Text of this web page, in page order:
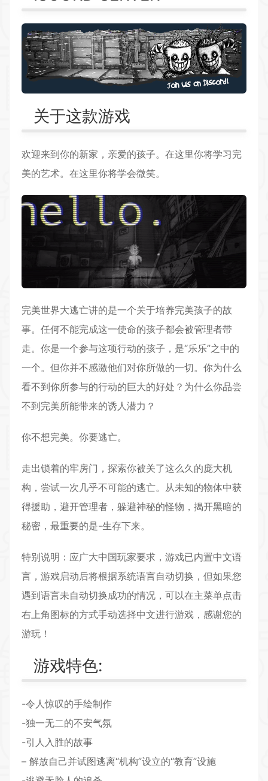
关于这款游戏
欢迎来到你的新家，亲爱的孩子。在这里你将学习完
美的艺术。在这里你将学会微笑。
完美世界大逃亡讲的是一个关于培养完美孩子的故
事。任何不能完成这一使命的孩子都会被管理者带
走。你是一个参与这项行动的孩子，是“乐乐”之中的
一个。但你并不感激他们对你所做的一切。你为什么
看不到你所参与的行动的巨大的好处？为什么你品尝
不到完美所能带来的诱人潜力？
你不想完美。你要逃亡。
走出锁着的牢房门，探索你被关了这么久的庞大机
构，尝试一次几乎不可能的逃亡。从未知的物体中获
得援助，避开管理者，躲避神秘的怪物，揭开黑暗的
秘密，最重要的是-生存下来。
特别说明：应广大中国玩家要求，游戏已内置中文语
言，游戏启动后将根据系统语言自动切换，但如果您
遇到语言未自动切换成功的情况，可以在主菜单点击
右上角图标的方式手动选择中文进行游戏，感谢您的
游玩！
游戏特色:
-令人惊叹的手绘制作
-独一无二的不安气氛
-引人入胜的故事
– 解放自己并试图逃离“机构”设立的“教育”设施